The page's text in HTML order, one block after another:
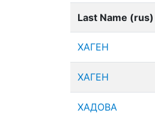
Last Name (rus)
ХАГЕН
ХАГЕН
ХАДОВА